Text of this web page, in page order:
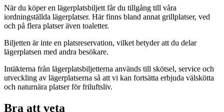
När du köper en lägerplatsbiljett får du tillgång till våra
iordningställda lägerplatser. Här finns bland annat grillplatser, ved
och på flera platser även toaletter.
Biljetten är inte en platsreservation, vilket betyder att du delar
lägerplatsen med andra besökare.
Intäkterna från lägerplatsbiljetterna används till skötsel, service och
utveckling av lägerplatserna så att vi kan fortsätta erbjuda välskötta
och naturnära platser för friluftsliv.
Bra att veta